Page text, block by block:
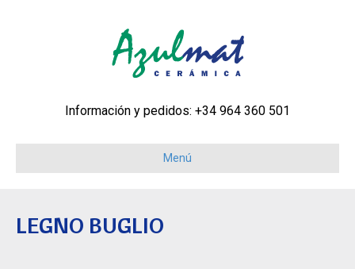
Información y pedidos: +34 964 360 501
Menú
LEGNO BUGLIO